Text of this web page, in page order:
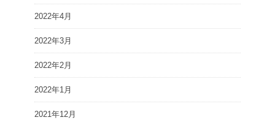
2022年4月
2022年3月
2022年2月
2022年1月
2021年12月